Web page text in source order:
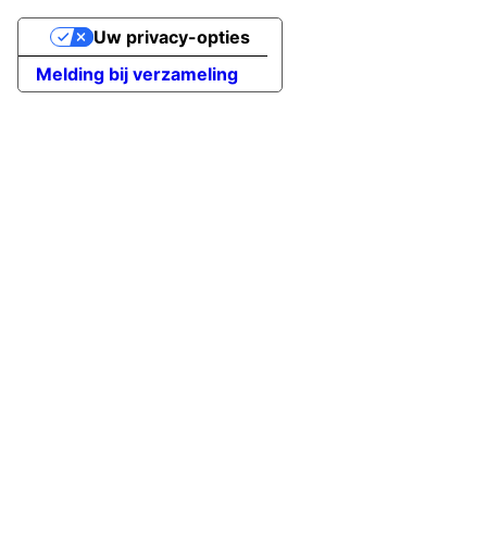
Melding bij verzameling
Uw privacy-opties